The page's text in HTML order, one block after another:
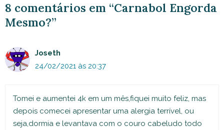
8 comentários em “Carnabol Engorda
Mesmo?”
Joseth
24/02/2021 às 20:37
Tomei e aumentei 4k em um mês,fiquei muito feliz, mas
depois comecei apresentar uma alergia terrível, ou
seja,dormia e levantava com o couro cabeludo todo